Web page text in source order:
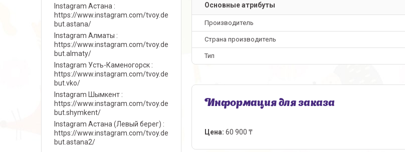
Основные атрибуты
Производитель
Страна производитель
Тип
Информация для заказа
Цена: 60 900 ₸
Instagram Астана
https://www.instagram.com/tvoy.de
but.astana/
Instagram Алматы
https://www.instagram.com/tvoy.de
but.almaty/
Instagram Усть-Каменогорск
https://www.instagram.com/tvoy.de
but.vko/
Instagram Шымкент
https://www.instagram.com/tvoy.de
but.shymkent/
Instagram Астана (Левый берег)
https://www.instagram.com/tvoy.de
but.astana2/